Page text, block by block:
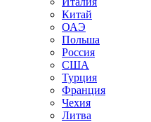
Китай
ОАЭ
Польша
Россия
США
Турция
Франция
Чехия
Литва